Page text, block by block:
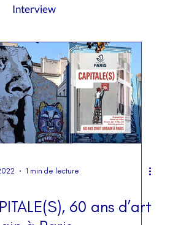
Interview
Palaces
Vidéos
1 min de lecture
60 ans d’art